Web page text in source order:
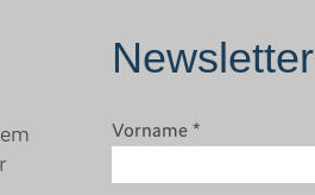
Newsletter
Vorname *